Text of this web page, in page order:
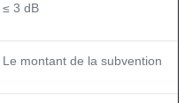
≤ 3 dB
Le montant de la subvention